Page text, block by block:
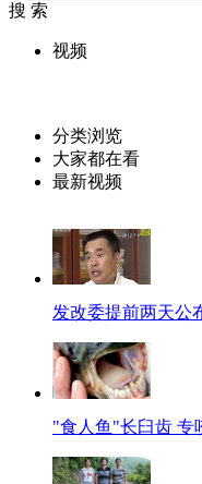
搜 索
视频
分类浏览
大家都在看
最新视频
发改委提前两天公
"食人鱼"长臼齿 专